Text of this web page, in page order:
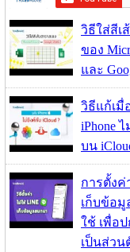
วิธีใส่สีเ
ของ
และ
วิธีแก้เ
iPhone
บน
การตั้งค่
เก็บข้อ
ใช้ เพื่อ
เป็นส่ว